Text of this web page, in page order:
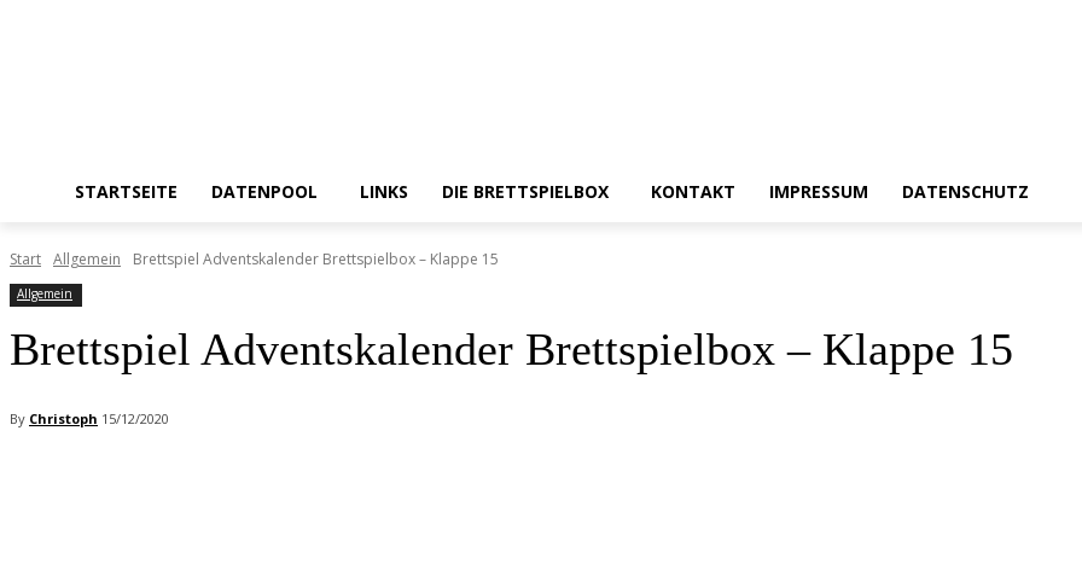
STARTSEITE DATENPOOL LINKS DIE BRETTSPIELBOX KONTAKT IMPRESSUM DATENSCHUTZ
Start Allgemein Brettspiel Adventskalender Brettspielbox – Klappe 15
Allgemein
Brettspiel Adventskalender Brettspielbox – Klappe 15
By Christoph 15/12/2020